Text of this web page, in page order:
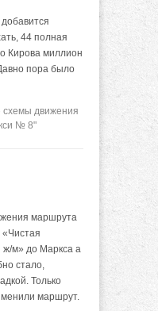
44 полная
Кирова миллион
пора было
движения
№ 8"
маршрута
м» до Маркса а
стало,
Только
маршрут.